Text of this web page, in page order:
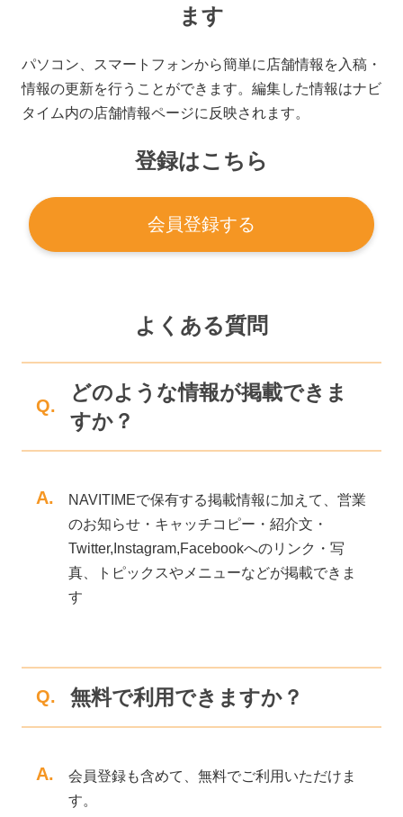
ます
パソコン、スマートフォンから簡単に店舗情報を入稿・
情報の更新を行うことができます。編集した情報はナビ
タイム内の店舗情報ページに反映されます。
登録はこちら
会員登録する
よくある質問
Q.
どのような情報が掲載できま
すか？
A.
NAVITIMEで保有する掲載情報に加えて、営業
のお知らせ・キャッチコピー・紹介文・
Twitter,Instagram,Facebookへのリンク・写
真、トピックスやメニューなどが掲載できま
す
Q. 無料で利用できますか？
A.
会員登録も含めて、無料でご利用いただけま
す。